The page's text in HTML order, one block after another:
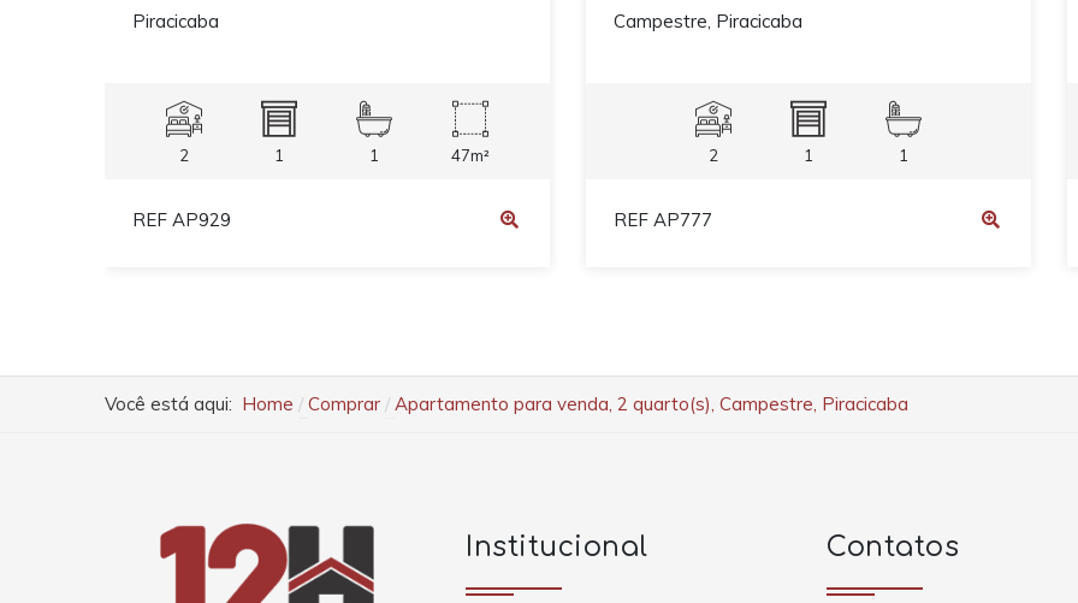
Piracicaba
2 1 1 47m²
REF AP929
Campestre, Piracicaba
2 1 1
REF AP777
Você está aqui: Home Comprar Apartamento para venda, 2 quarto(s), Campestre, Piracicaba
Institucional Contatos